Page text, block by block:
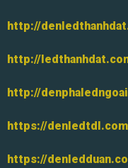
http://
http://
http://
https://
https://